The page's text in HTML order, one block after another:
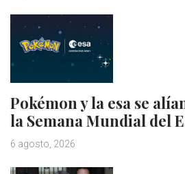
Pokémon y la esa se
la Semana Mundial del
6 agosto, 2026